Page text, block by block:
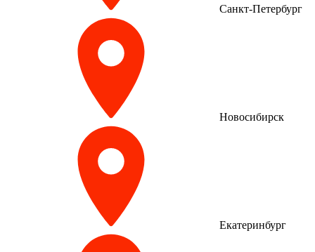
Санкт-Петербург
Новосибирск
Екатеринбург